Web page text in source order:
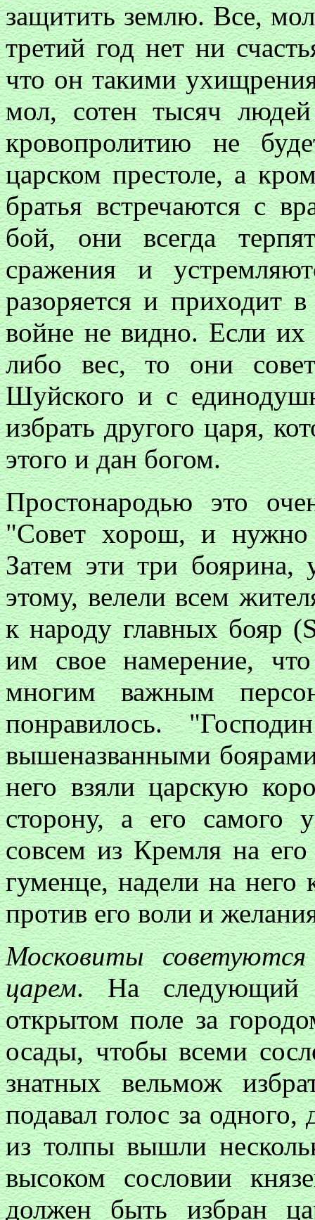
защитить землю. Все,
третий год нет ни
что он такими
мол, сотен тысяч
кровопролитию не
царском престоле, а
братья встречаются с
бой, они всегда
сражения и
разоряется и приходит
войне не видно. Если их
либо вес, то они
Шуйского и с
избрать другого царя,
этого и дан богом.
Простонародью это
"Совет хорош, и нужно
Затем эти три боярина,
этому, велели всем
к народу главных бояр
им свое намерение,
многим важным
понравилось.
вышеназванными
него взяли царскую
сторону, а его самого
совсем из Кремля на
гуменце, надели на него
против его воли и
Московиты
царем. На следующий
открытом поле за
осады, чтобы всеми
знатных вельмож
подавал голос за одного,
из толпы вышли
высоком сословии
должен быть избран